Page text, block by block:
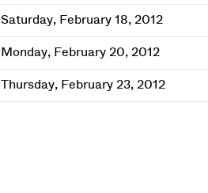
Saturday, February 18, 2012
Monday, February 20, 2012
Thursday, February 23, 2012